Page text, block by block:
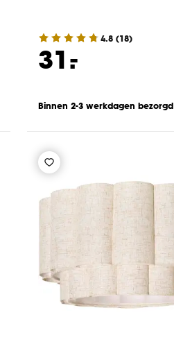
4.8 (18)
31.
-
Binnen 2-3 werkdagen bezorgd